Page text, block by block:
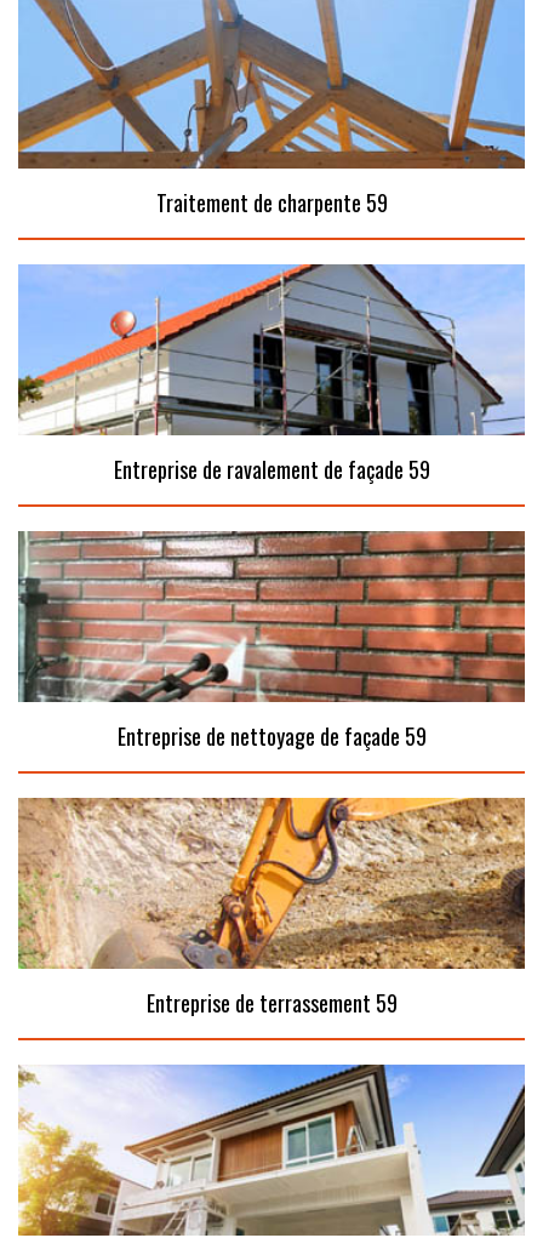
Traitement de charpente 59
Entreprise de ravalement de façade 59
Entreprise de nettoyage de façade 59
Entreprise de terrassement 59